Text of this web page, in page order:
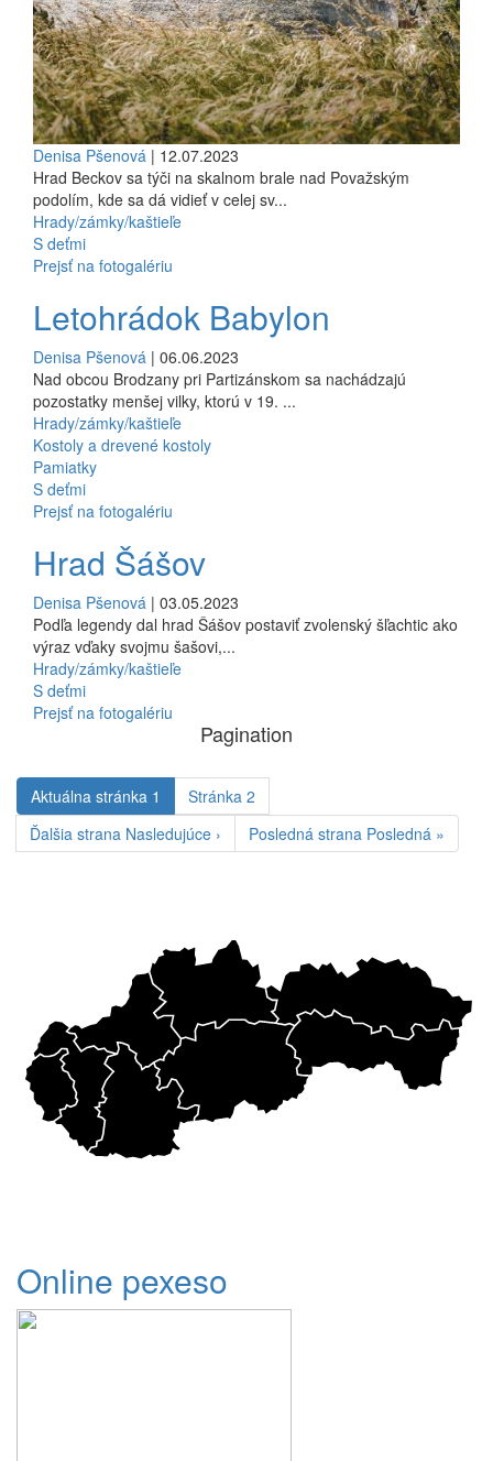
Denisa Pšenová | 12.07.2023
Hrad Beckov sa týči na skalnom brale nad Považským
podolím, kde sa dá vidieť v celej sv...
Hrady/zámky/kaštieľe
S deťmi
Prejsť na fotogalériu
Letohrádok Babylon
Denisa Pšenová | 06.06.2023
Nad obcou Brodzany pri Partizánskom sa nachádzajú
pozostatky menšej vilky, ktorú v 19. ...
Hrady/zámky/kaštieľe
Kostoly a drevené kostoly
Pamiatky
S deťmi
Prejsť na fotogalériu
Hrad Šášov
Denisa Pšenová | 03.05.2023
Podľa legendy dal hrad Šášov postaviť zvolenský šľachtic ako
výraz vďaky svojmu šašovi,...
Hrady/zámky/kaštieľe
S deťmi
Prejsť na fotogalériu
Pagination
Aktuálna stránka 1 Stránka 2
Ďalšia strana Nasledujúce › Posledná strana Posledná »
Online pexeso